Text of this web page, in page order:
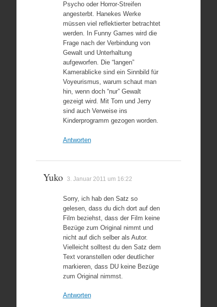
Psycho oder Horror-Streifen
angesterbt. Hanekes Werke
müssen viel reflektierter betrachtet
werden. In Funny Games wird die
Frage nach der Verbindung von
Gewalt und Unterhaltung
aufgeworfen. Die “langen”
Kamerablicke sind ein Sinnbild für
Voyeurismus, warum schaut man
hin, wenn doch “nur” Gewalt
gezeigt wird. Mit Tom und Jerry
sind auch Verweise ins
Kinderprogramm gezogen worden.
Antworten
Yuko 3. Januar 2011 um 16:22
Sorry, ich hab den Satz so
gelesen, dass du dich dort auf den
Film beziehst, dass der Film keine
Bezüge zum Original nimmt und
nicht auf dich selber als Autor.
Vielleicht solltest du den Satz dem
Text voranstellen oder deutlicher
markieren, dass DU keine Bezüge
zum Original nimmst.
Antworten